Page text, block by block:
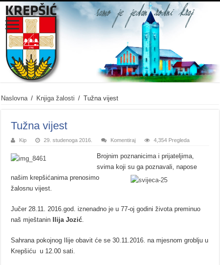
Naslovna / Knjiga žalosti / Tužna vijest
Tužna vijest
Kip 29. studenoga 2016. Komentiraj 4,354 Pregleda
Brojnim poznanicima i prijateljima,
svima koji su ga poznavali, napose
našim krepšićanima prenosimo
žalosnu vijest.
Jučer 28.11. 2016.god. iznenadno je u 77-oj godini života preminuo
naš mještanin
Ilija Jozić.
Sahrana pokojnog Ilije obavit će se 30.11.2016. na mjesnom groblju u
Krepšiću u 12.00 sati.